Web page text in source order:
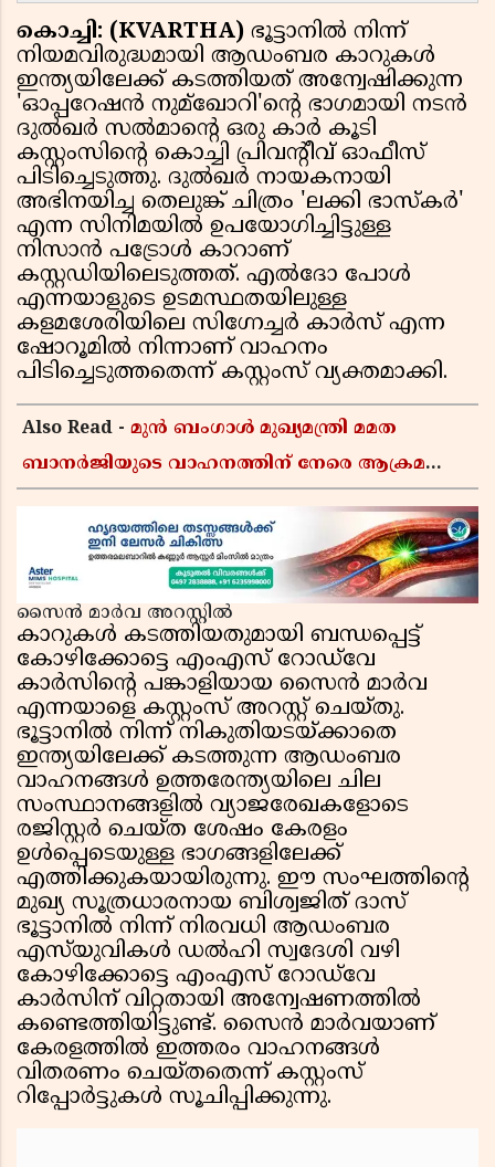
കൊച്ചി: (KVARTHA) ഭൂട്ടാനിൽ നിന്ന്
നിയമവിരുദ്ധമായി ആഡംബര കാറുകൾ
ഇന്ത്യയിലേക്ക് കടത്തിയത് അന്വേഷിക്കുന്ന
'ഓപ്പറേഷൻ നുമ്ഖോറി'ൻ്റെ ഭാഗമായി നടൻ
ദുൽഖർ സൽമാൻ്റെ ഒരു കാർ കൂടി
കസ്റ്റംസിൻ്റെ കൊച്ചി പ്രിവൻ്റീവ് ഓഫീസ്
പിടിച്ചെടുത്തു. ദുൽഖർ നായകനായി
അഭിനയിച്ച തെലുങ്ക് ചിത്രം 'ലക്കി ഭാസ്കർ'
എന്ന സിനിമയിൽ ഉപയോഗിച്ചിട്ടുള്ള
നിസാൻ പട്രോൾ കാറാണ്
കസ്റ്റഡിയിലെടുത്തത്. എൽദോ പോൾ
എന്നയാളുടെ ഉടമസ്ഥതയിലുള്ള
കളമശേരിയിലെ സിഗ്നേച്ചർ കാർസ് എന്ന
ഷോറൂമിൽ നിന്നാണ് വാഹനം
പിടിച്ചെടുത്തതെന്ന് കസ്റ്റംസ് വ്യക്തമാക്കി.
Also Read - മുൻ ബംഗാൾ മുഖ്യമന്ത്രി മമത
ബാനർജിയുടെ വാഹനത്തിന് നേരെ ആക്രമണം;
സൈൻ മാർവ അറസ്റ്റിൽ
കാറുകൾ കടത്തിയതുമായി ബന്ധപ്പെട്ട്
കോഴിക്കോട്ടെ എംഎസ് റോഡ്‌വേ
കാർസിൻ്റെ പങ്കാളിയായ സൈൻ മാർവ
എന്നയാളെ കസ്റ്റംസ് അറസ്റ്റ് ചെയ്തു.
ഭൂട്ടാനിൽ നിന്ന് നികുതിയടയ്ക്കാതെ
ഇന്ത്യയിലേക്ക് കടത്തുന്ന ആഡംബര
വാഹനങ്ങൾ ഉത്തരേന്ത്യയിലെ ചില
സംസ്ഥാനങ്ങളിൽ വ്യാജരേഖകളോടെ
രജിസ്റ്റർ ചെയ്ത ശേഷം കേരളം
ഉൾപ്പെടെയുള്ള ഭാഗങ്ങളിലേക്ക്
എത്തിക്കുകയായിരുന്നു. ഈ സംഘത്തിൻ്റെ
മുഖ്യ സൂത്രധാരനായ ബിശ്വജിത് ദാസ്
ഭൂട്ടാനിൽ നിന്ന് നിരവധി ആഡംബര
എസ്‌യുവികൾ ഡൽഹി സ്വദേശി വഴി
കോഴിക്കോട്ടെ എംഎസ് റോഡ്‌വേ
കാർസിന് വിറ്റതായി അന്വേഷണത്തിൽ
കണ്ടെത്തിയിട്ടുണ്ട്. സൈൻ മാർവയാണ്
കേരളത്തിൽ ഇത്തരം വാഹനങ്ങൾ
വിതരണം ചെയ്തതെന്ന് കസ്റ്റംസ്
റിപ്പോർട്ടുകൾ സൂചിപ്പിക്കുന്നു.